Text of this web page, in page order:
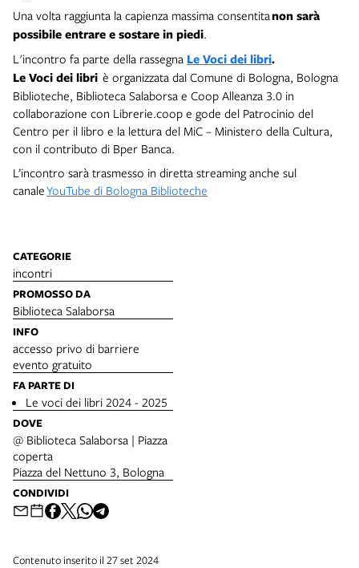
Una volta raggiunta la capienza massima consentitanon sarà
possibile entrare e sostare in piedi.
L'incontro fa parte della rassegna Le Voci dei libri.
Le Voci dei libri è organizzata dal Comune di Bologna, Bologna
Biblioteche, Biblioteca Salaborsa e Coop Alleanza 3.0 in
collaborazione con Librerie.coop e gode del Patrocinio del
Centro per il libro e la lettura del MiC – Ministero della Cultura,
con il contributo di Bper Banca.
L’incontro sarà trasmesso in diretta streaming anche sul
canaleYouTube di Bologna Biblioteche
CATEGORIE
incontri
PROMOSSO DA
Biblioteca Salaborsa
INFO
accesso privo di barriere
evento gratuito
FA PARTE DI
Le voci dei libri 2024 - 2025
DOVE
@ Biblioteca Salaborsa | Piazza
coperta
Piazza del Nettuno 3, Bologna
CONDIVIDI
Contenuto inserito il 27 set 2024